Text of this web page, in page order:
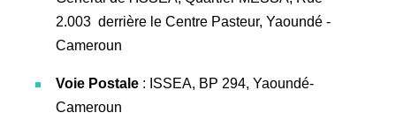
2.003 derrière le Centre Pasteur, Yaoundé -
Cameroun
Voie Postale : ISSEA, BP 294, Yaoundé-
Cameroun